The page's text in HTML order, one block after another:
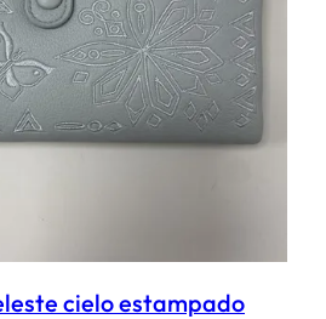
cielo estampado